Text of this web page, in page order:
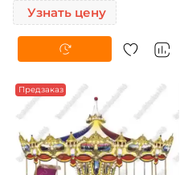
Узнать цену
Предзаказ